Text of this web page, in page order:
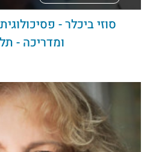
סוזי ביכלר -
ומדריכה -